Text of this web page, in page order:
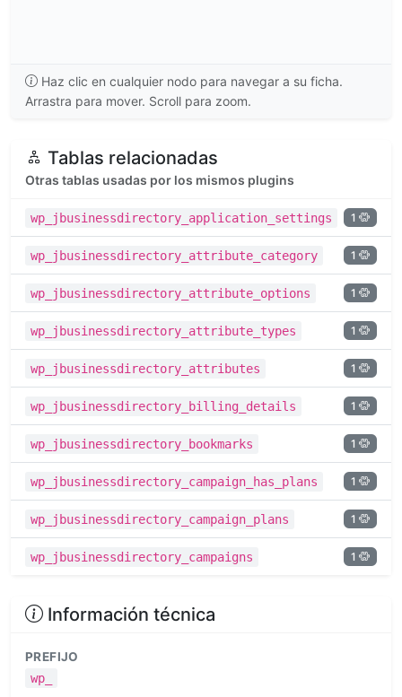
Haz clic en cualquier nodo para navegar a su ficha.
Arrastra para mover. Scroll para zoom.
Tablas relacionadas
Otras tablas usadas por los mismos plugins
wp_jbusinessdirectory_application_settings 1
wp_jbusinessdirectory_attribute_category 1
wp_jbusinessdirectory_attribute_options 1
wp_jbusinessdirectory_attribute_types 1
wp_jbusinessdirectory_attributes 1
wp_jbusinessdirectory_billing_details 1
wp_jbusinessdirectory_bookmarks 1
wp_jbusinessdirectory_campaign_has_plans 1
wp_jbusinessdirectory_campaign_plans 1
wp_jbusinessdirectory_campaigns 1
Información técnica
PREFIJO
wp_